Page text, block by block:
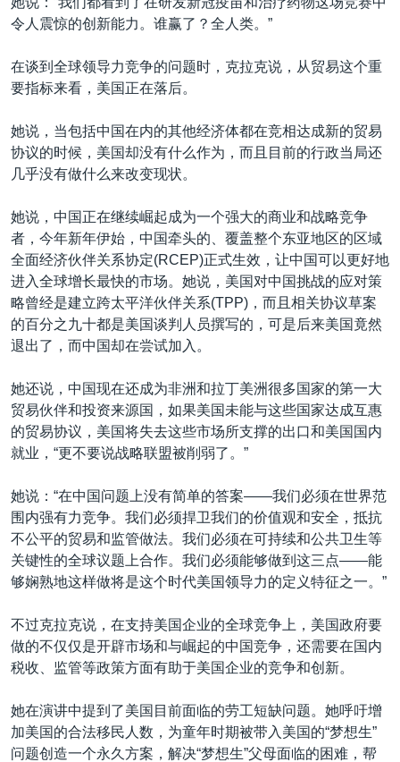
令人震惊的创新能力。谁赢了？全人类。”
在谈到全球领导力竞争的问题时，克拉克说，从贸易这个重
要指标来看，美国正在落后。
她说，当包括中国在内的其他经济体都在竞相达成新的贸易
协议的时候，美国却没有什么作为，而且目前的行政当局还
几乎没有做什么来改变现状。
她说，中国正在继续崛起成为一个强大的商业和战略竞争
者，今年新年伊始，中国牵头的、覆盖整个东亚地区的区域
全面经济伙伴关系协定(RCEP)正式生效，让中国可以更好地
进入全球增长最快的市场。她说，美国对中国挑战的应对策
略曾经是建立跨太平洋伙伴关系(TPP)，而且相关协议草案
的百分之九十都是美国谈判人员撰写的，可是后来美国竟然
退出了，而中国却在尝试加入。
她还说，中国现在还成为非洲和拉丁美洲很多国家的第一大
贸易伙伴和投资来源国，如果美国未能与这些国家达成互惠
的贸易协议，美国将失去这些市场所支撑的出口和美国国内
就业，“更不要说战略联盟被削弱了。”
她说：“在中国问题上没有简单的答案——我们必须在世界范
围内强有力竞争。我们必须捍卫我们的价值观和安全，抵抗
不公平的贸易和监管做法。我们必须在可持续和公共卫生等
关键性的全球议题上合作。我们必须能够做到这三点——能
够娴熟地这样做将是这个时代美国领导力的定义特征之一。”
不过克拉克说，在支持美国企业的全球竞争上，美国政府要
做的不仅仅是开辟市场和与崛起的中国竞争，还需要在国内
税收、监管等政策方面有助于美国企业的竞争和创新。
她在演讲中提到了美国目前面临的劳工短缺问题。她呼吁增
加美国的合法移民人数，为童年时期被带入美国的“梦想生”
问题创造一个永久方案，解决“梦想生”父母面临的困难，帮